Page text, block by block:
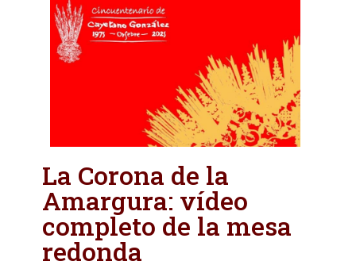
La Corona de la
Amargura: vídeo
completo de la mesa
redonda